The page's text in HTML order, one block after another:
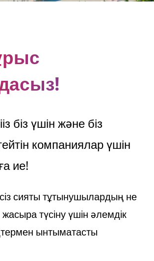
біз үшін және біз
компаниялар үшін
ие!
сияқты тұтынушылардың не
түсіну үшін әлемдік
ынтымақтастық